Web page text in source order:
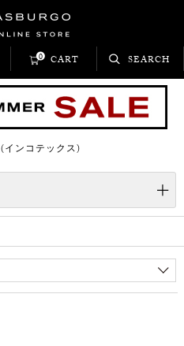
CART
0 SEARCH
(インコテックス)